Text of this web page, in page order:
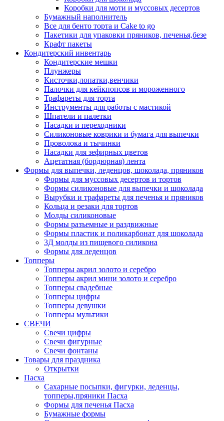
Коробки для моти и муссовых десертов
Бумажный наполнитель
Все для бенто торта и Cake to go
Пакетики для упаковки пряников, печенья,безе
Крафт пакеты
Кондитерский инвентарь
Кондитерские мешки
Плунжеры
Кисточки,лопатки,венчики
Палочки для кейкпопсов и мороженного
Трафареты для торта
Инструменты для работы с мастикой
Шпатели и палетки
Насадки и переходники
Силиконовые коврики и бумага для выпечки
Проволока и тычинки
Насадки для зефирных цветов
Ацетатная (бордюрная) лента
Формы для выпечки, леденцов, шоколада, пряников
Формы для муссовых десертов и тортов
Формы силиконовые для выпечки и шоколада
Вырубки и трафареты для печенья и пряников
Кольца и резаки для тортов
Молды силиконовые
Формы разъемные и раздвижные
Формы пластик и поликарбонат для шоколада
3Д молды из пищевого силикона
Формы для леденцов
Топперы
Топперы акрил золото и серебро
Топперы акрил мини золото и серебро
Топперы свадебные
Топперы цифры
Топперы девушки
Топперы мультики
СВЕЧИ
Свечи цифры
Свечи фигурные
Свечи фонтаны
Товары для праздника
Открытки
Пасха
Сахарные посыпки, фигурки, леденцы,
топперы,пряники Пасха
Формы для печенья Пасха
Бумажные формы